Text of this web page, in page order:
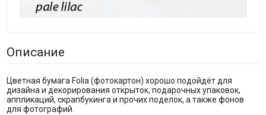
Описание
Цветная бумага Folia (фотокартон) хорошо подойдёт для
дизайна и декорирования открыток, подарочных упаковок,
аппликаций, скрапбукинга и прочих поделок, а также фонов
для фотографий.